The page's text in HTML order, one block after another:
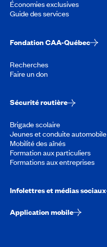
Économies exclusives
Guide des services
Fondation CAA-Québec
Recherches
Faire un don
Sécurité routière
Brigade scolaire
Jeunes et conduite automobile
Mobilité des aînés
Formation aux particuliers
Formations aux entreprises
Infolettres et médias sociaux
Application mobile